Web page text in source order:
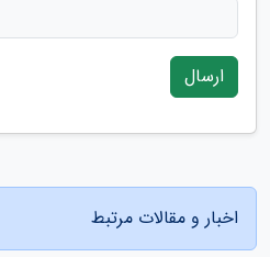
ارسال
اخبار و مقالات مرتبط